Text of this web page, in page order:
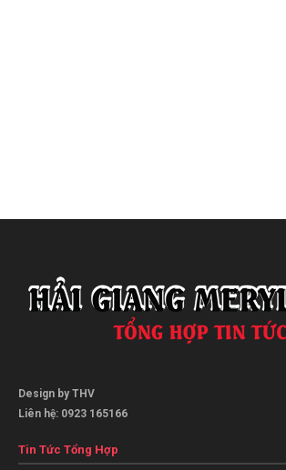
Design by THV
Liên hệ: 0923 165166
Tin Tức Tổng Hợp